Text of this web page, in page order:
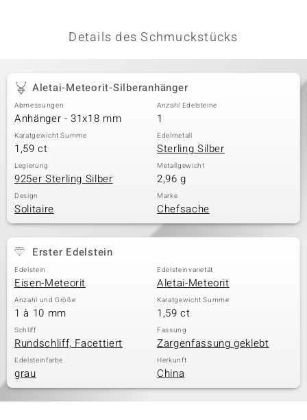
Details des Schmuckstücks
Aletai-Meteorit-Silberanhänger
Abmessungen
Anhänger - 31x18 mm
Anzahl Edelsteine
1
Karatgewicht Summe
1,59 ct
Edelmetall
Sterling Silber
Legierung
925er Sterling Silber
Metallgewicht
2,96 g
Design
Solitaire
Marke
Chefsache
Erster Edelstein
Edelstein
Eisen-Meteorit
Edelsteinvarietät
Aletai-Meteorit
Anzahl und Größe
1 à 10 mm
Karatgewicht Summe
1,59 ct
Schliff
Rundschliff, Facettiert
Fassung
Zargenfassung geklebt
Edelsteinfarbe
grau
Herkunft
China